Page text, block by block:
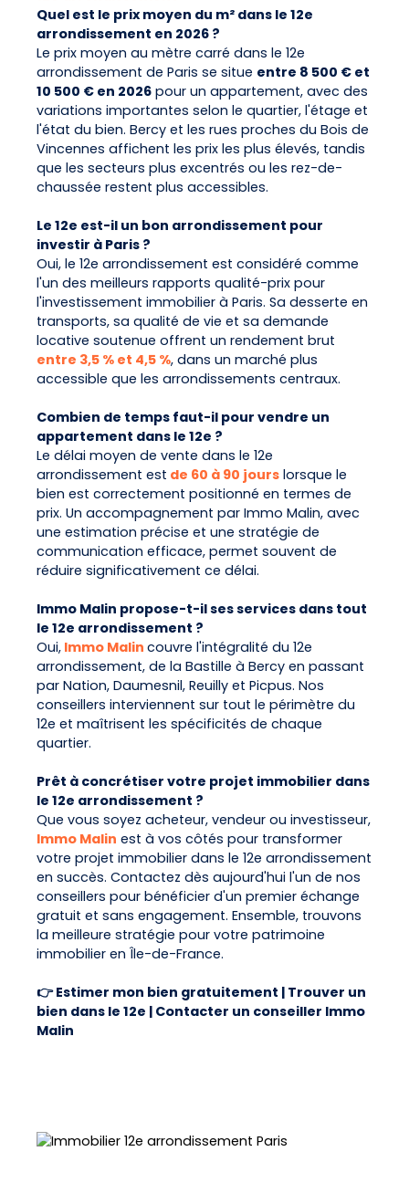
Quel est le prix moyen du m² dans le 12e
arrondissement en 2026 ?
Le prix moyen au mètre carré dans le 12e
arrondissement de Paris se situe entre 8 500 € et
10 500 € en 2026 pour un appartement, avec des
variations importantes selon le quartier, l'étage et
l'état du bien. Bercy et les rues proches du Bois de
Vincennes affichent les prix les plus élevés, tandis
que les secteurs plus excentrés ou les rez-de-
chaussée restent plus accessibles.
Le 12e est-il un bon arrondissement pour
investir à Paris ?
Oui, le 12e arrondissement est considéré comme
l'un des meilleurs rapports qualité-prix pour
l'investissement immobilier à Paris. Sa desserte en
transports, sa qualité de vie et sa demande
locative soutenue offrent un rendement brut
entre 3,5 % et 4,5 %, dans un marché plus
accessible que les arrondissements centraux.
Combien de temps faut-il pour vendre un
appartement dans le 12e ?
Le délai moyen de vente dans le 12e
arrondissement est de 60 à 90 jours lorsque le
bien est correctement positionné en termes de
prix. Un accompagnement par Immo Malin, avec
une estimation précise et une stratégie de
communication efficace, permet souvent de
réduire significativement ce délai.
Immo Malin propose-t-il ses services dans tout
le 12e arrondissement ?
Oui, Immo Malin couvre l'intégralité du 12e
arrondissement, de la Bastille à Bercy en passant
par Nation, Daumesnil, Reuilly et Picpus. Nos
conseillers interviennent sur tout le périmètre du
12e et maîtrisent les spécificités de chaque
quartier.
Prêt à concrétiser votre projet immobilier dans
le 12e arrondissement ?
Que vous soyez acheteur, vendeur ou investisseur,
Immo Malin est à vos côtés pour transformer
votre projet immobilier dans le 12e arrondissement
en succès. Contactez dès aujourd'hui l'un de nos
conseillers pour bénéficier d'un premier échange
gratuit et sans engagement. Ensemble, trouvons
la meilleure stratégie pour votre patrimoine
immobilier en Île-de-France.
👉 Estimer mon bien gratuitement | Trouver un
bien dans le 12e | Contacter un conseiller Immo
Malin